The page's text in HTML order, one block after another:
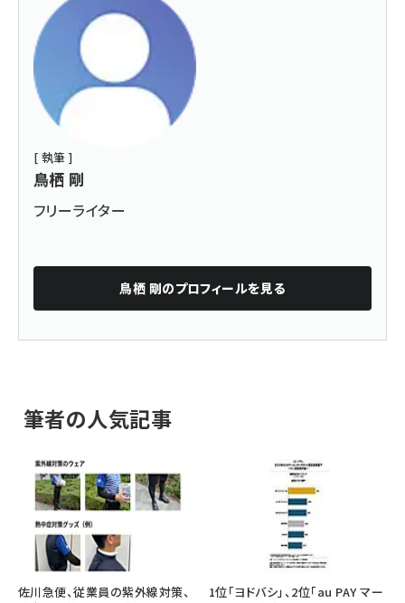
[ 執筆 ]
鳥栖 剛
フリーライター
鳥栖 剛のプロフィールを見る
筆者の人気記事
佐川急便、従業員の紫外線対策、
1位「ヨドバシ」、2位「au PAY マー